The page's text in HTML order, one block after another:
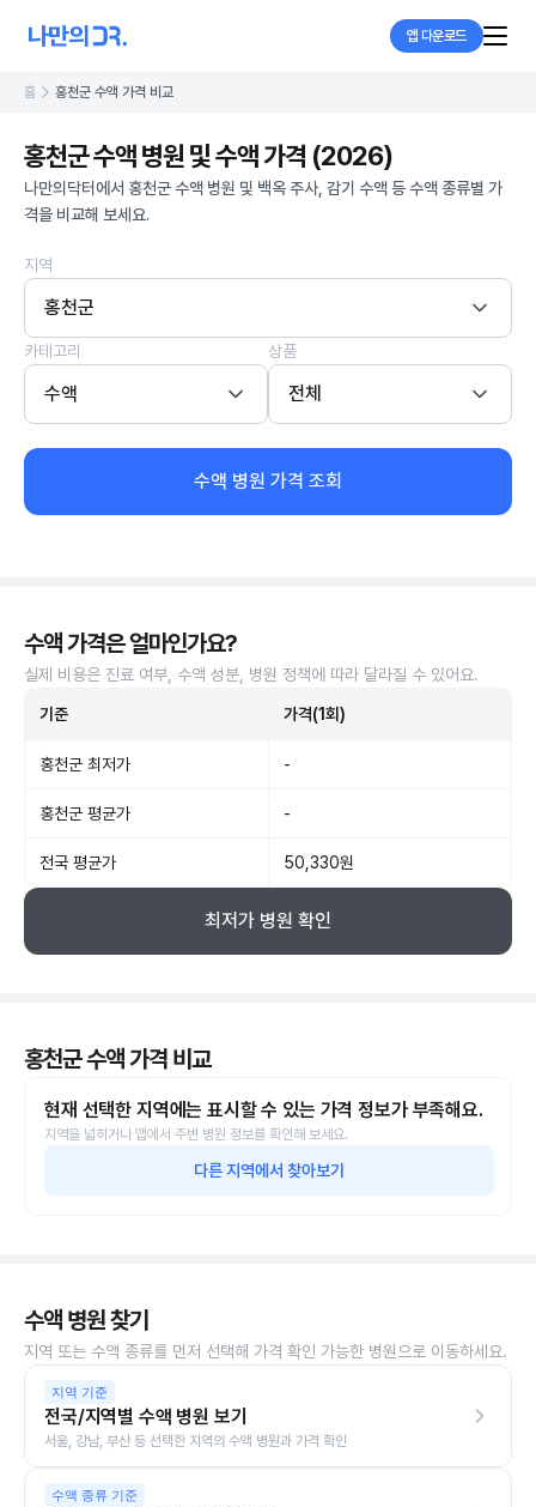
앱 다운로드
홈 홍천군 수액 가격 비교
홍천군 수액 병원 및 수액 가격 (2026)
나만의닥터에서 홍천군 수액 병원 및 백옥 주사, 감기 수액 등 수액 종류별 가
격을 비교해 보세요.
지역
홍천군
카테고리
수액
상품
전체
수액 병원 가격 조회
수액 가격은 얼마인가요?
실제 비용은 진료 여부, 수액 성분, 병원 정책에 따라 달라질 수 있어요.
기준 가격(1회)
홍천군 최저가 -
홍천군 평균가 -
전국 평균가 50,330원
최저가 병원 확인
홍천군 수액 가격 비교
현재 선택한 지역에는 표시할 수 있는 가격 정보가 부족해요.
지역을 넓히거나 앱에서 주변 병원 정보를 확인해 보세요.
다른 지역에서 찾아보기
수액 병원 찾기
지역 또는 수액 종류를 먼저 선택해 가격 확인 가능한 병원으로 이동하세요.
지역 기준
전국/지역별 수액 병원 보기
서울, 강남, 부산 등 선택한 지역의 수액 병원과 가격 확인
수액 종류 기준